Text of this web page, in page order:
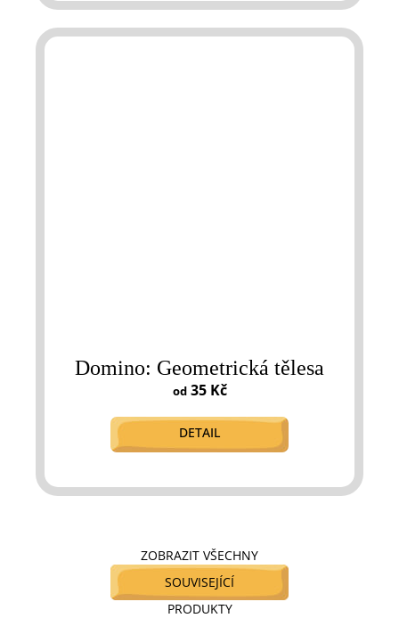
Domino: Geometrická tělesa
od35 Kč
DETAIL
ZOBRAZIT VŠECHNY
SOUVISEJÍCÍ
PRODUKTY